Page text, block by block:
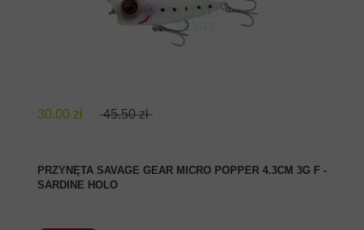
30.00 zł 45.50 zł
PRZYNĘTA SAVAGE GEAR MICRO POPPER 4.3CM 3G F -
SARDINE HOLO